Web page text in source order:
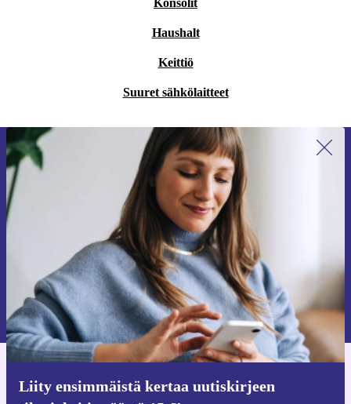
Konsolit
Haushalt
Keittiö
Suuret sähkölaitteet
Liity ensimmäistä kertaa uutiskirjeen
Liity ensimmäistä kertaa uutiskirjeen
tilaajaksi ja säästä 15 €!
Älä missaa enää yhtäkään tarjousta.
Pyydä etukuponki
Lisätietoja henkilötietojen käytöstä löydättietosuojaselosteestamme.
iOS:lle ja Androidille